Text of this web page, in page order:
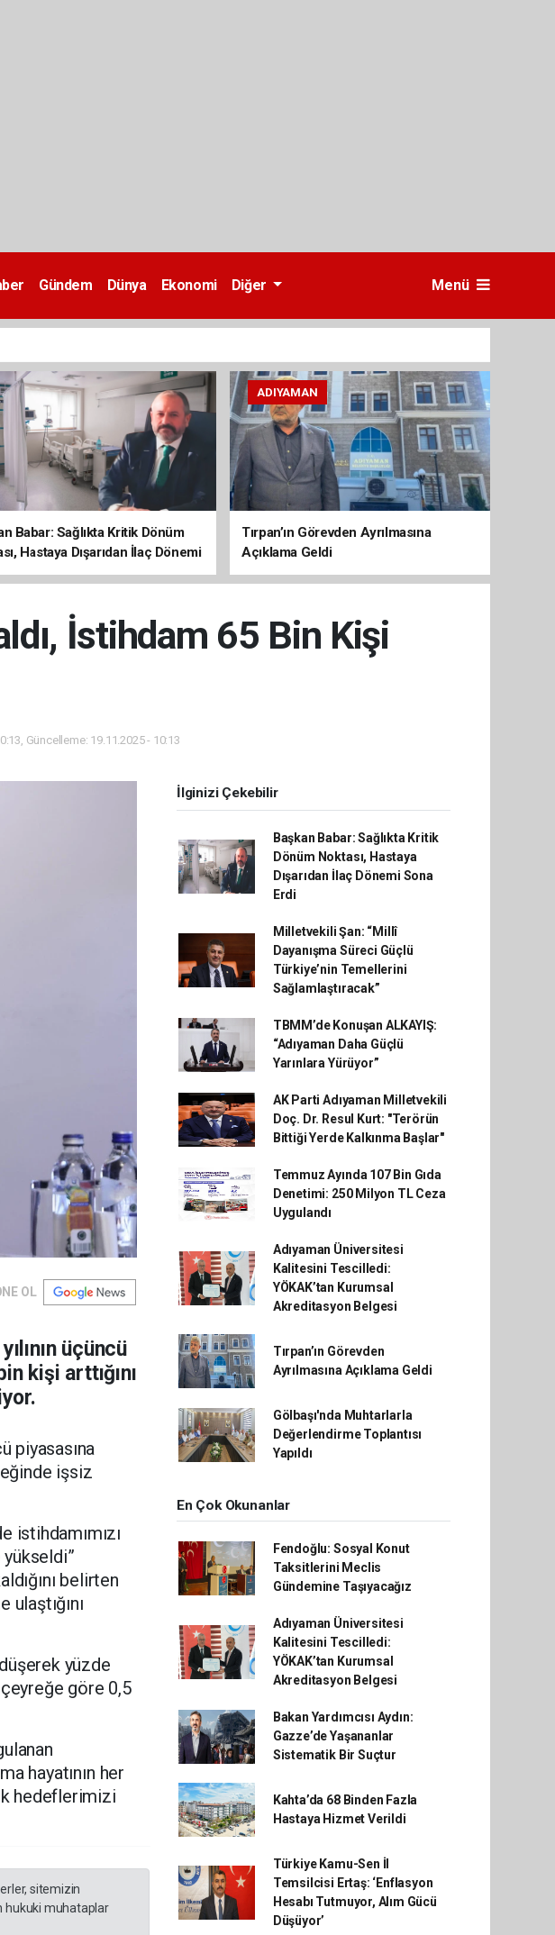
Gündem Dünya Ekonomi Diğer Menü
Babar: Sağlıkta Kritik Dönüm
Hastaya Dışarıdan İlaç Dönemi
ADIYAMAN
Tırpan’ın Görevden Ayrılmasına
Açıklama Geldi
İstihdam 65 Bin Kişi
Güncelleme: 19.11.2025 - 10:13
OL
üçüncü
kişi arttığını
piyasasına
işsiz
istihdamımızı
belirten
yüzde
göre 0,5
hayatının her
hedeflerimizi
sitemizin
hukuki muhataplar
İlginizi Çekebilir
Başkan Babar: Sağlıkta Kritik
Dönüm Noktası, Hastaya
Dışarıdan İlaç Dönemi Sona
Erdi
Milletvekili Şan: “Millî
Dayanışma Süreci Güçlü
Türkiye’nin Temellerini
Sağlamlaştıracak”
TBMM’de Konuşan ALKAYIŞ:
“Adıyaman Daha Güçlü
Yarınlara Yürüyor”
AK Parti Adıyaman Milletvekili
Doç. Dr. Resul Kurt: "Terörün
Bittiği Yerde Kalkınma Başlar"
Temmuz Ayında 107 Bin Gıda
Denetimi: 250 Milyon TL Ceza
Uygulandı
Adıyaman Üniversitesi
Kalitesini Tescilledi:
YÖKAK’tan Kurumsal
Akreditasyon Belgesi
Tırpan’ın Görevden
Ayrılmasına Açıklama Geldi
Gölbaşı'nda Muhtarlarla
Değerlendirme Toplantısı
Yapıldı
En Çok Okunanlar
Fendoğlu: Sosyal Konut
Taksitlerini Meclis
Gündemine Taşıyacağız
Adıyaman Üniversitesi
Kalitesini Tescilledi:
YÖKAK’tan Kurumsal
Akreditasyon Belgesi
Bakan Yardımcısı Aydın:
Gazze’de Yaşananlar
Sistematik Bir Suçtur
Kahta’da 68 Binden Fazla
Hastaya Hizmet Verildi
Türkiye Kamu-Sen İl
Temsilcisi Ertaş: ‘Enflasyon
Hesabı Tutmuyor, Alım Gücü
Düşüyor’